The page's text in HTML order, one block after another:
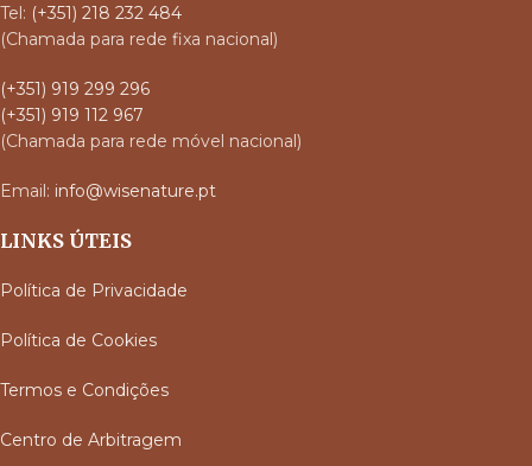
Tel: (+351) 218 232 484
(Chamada para rede fixa nacional)
(+351) 919 299 296
(+351) 919 112 967
(Chamada para rede móvel nacional)
Email: info@wisenature.pt
LINKS ÚTEIS
Política de Privacidade
Política de Cookies
Termos e Condições
Centro de Arbitragem